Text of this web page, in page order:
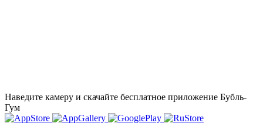
Наведите камеру и скачайте бесплатное приложение Бубль-
Гум